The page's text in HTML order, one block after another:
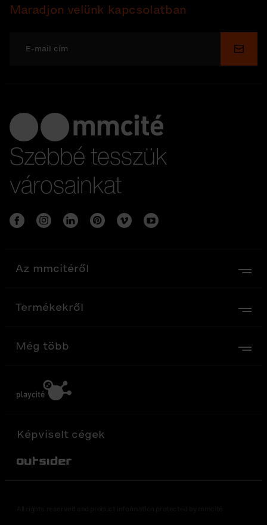
Maradjon velünk kapcsolatban
Szebbé tesszük
városainkat
Az mmcitéről
Termékekről
Még több
Képviselt cégek
Out-Sider